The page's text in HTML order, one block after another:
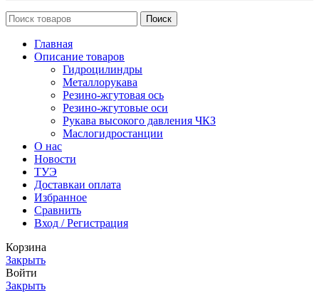
Поиск
Главная
Описание товаров
Гидроцилиндры
Металлорукава
Резино-жгутовая ось
Резино-жгутовые оси
Рукава высокого давления ЧКЗ
Маслогидростанции
О нас
Новости
ТУЭ
Доставкаи оплата
Избранное
Сравнить
Вход / Регистрация
Корзина
Закрыть
Войти
Закрыть